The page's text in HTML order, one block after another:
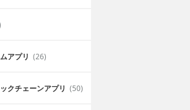
アプリ (26)
クチェーンアプリ (50)